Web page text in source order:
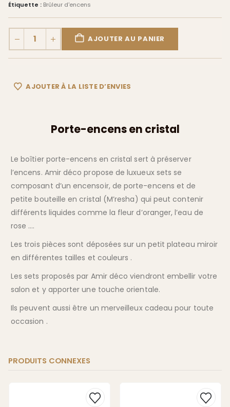
Étiquette : Brûleur d'encens
AJOUTER AU PANIER
AJOUTER À LA LISTE D’ENVIES
Porte-encens en cristal
Le boîtier porte-encens en cristal sert à préserver
l’encens. Amir déco propose de luxueux sets se
composant d’un encensoir, de porte-encens et de
petite bouteille en cristal (M’resha) qui peut contenir
différents liquides comme la fleur d’oranger, l’eau de
rose ….
Les trois pièces sont déposées sur un petit plateau miroir
en différentes tailles et couleurs .
Les sets proposés par Amir déco viendront embellir votre
salon et y apporter une touche orientale.
Ils peuvent aussi être un merveilleux cadeau pour toute
occasion .
PRODUITS CONNEXES